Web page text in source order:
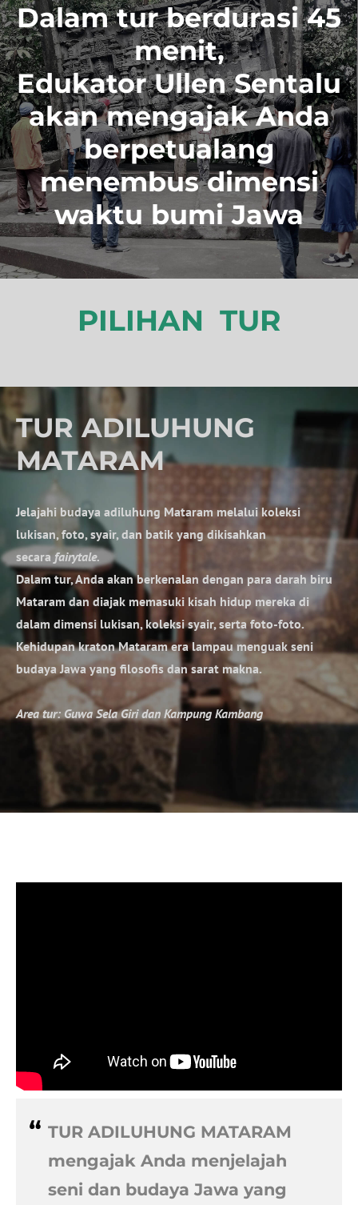
Dalam tur berdurasi 45
menit,
Edukator Ullen Sentalu
akan mengajak Anda
berpetualang
menembus dimensi
waktu bumi Jawa
PILIHAN TUR
TUR ADILUHUNG
MATARAM
Jelajahi budaya adiluhung Mataram melalui koleksi
lukisan, foto, syair, dan batik yang dikisahkan
secara fairytale.
​Dalam tur, Anda akan berkenalan dengan para darah biru
Mataram dan diajak memasuki kisah hidup mereka di
dalam dimensi lukisan, koleksi syair, serta foto-foto.
Kehidupan kraton Mataram era lampau menguak seni
budaya Jawa yang filosofis dan sarat makna.
Area tur: Guwa Sela Giri dan Kampung Kambang
TUR ADILUHUNG MATARAM
​mengajak Anda menjelajah
seni dan budaya Jawa yang